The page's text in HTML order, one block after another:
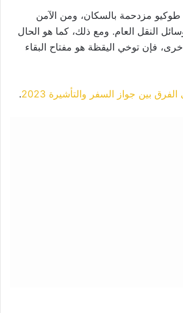
طوكيو مزدحمة بالسكان، ومن الآمن
النقل العام. ومع ذلك، كما هو الحال
فإن توخي اليقظة هو مفتاح البقاء
بين جواز السفر والتأشيرة 2023 .